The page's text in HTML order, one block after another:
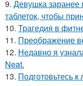
9. Девушка заранее
таблеток, чтобы
10. Трагедия в
11. Преображение
12. Недавно я
Neat.
13. Подготовьтесь